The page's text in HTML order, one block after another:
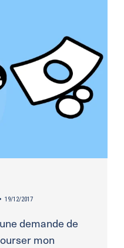
19/12/2017
demande de
mon